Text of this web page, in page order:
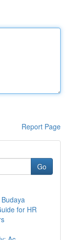
Report Page
Go
for HR